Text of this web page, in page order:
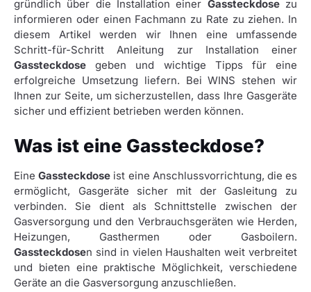
gründlich über die Installation einer Gassteckdosezu
informieren oder einen Fachmann zu Rate zu ziehen. In
diesem Artikel werden wir Ihnen eine umfassende
Schritt-für-Schritt Anleitung zur Installation einer
Gassteckdose geben und wichtige Tipps für eine
erfolgreiche Umsetzung liefern. Bei WINS stehen wir
Ihnen zur Seite, um sicherzustellen, dass Ihre Gasgeräte
sicher und effizient betrieben werden können.
Was ist eine Gassteckdose?
EineGassteckdose ist eine Anschlussvorrichtung, die es
ermöglicht, Gasgeräte sicher mit der Gasleitung zu
verbinden. Sie dient als Schnittstelle zwischen der
Gasversorgung und den Verbrauchsgeräten wie Herden,
Heizungen, Gasthermen oder Gasboilern.
Gassteckdosen sind in vielen Haushalten weit verbreitet
und bieten eine praktische Möglichkeit, verschiedene
Geräte an die Gasversorgung anzuschließen.